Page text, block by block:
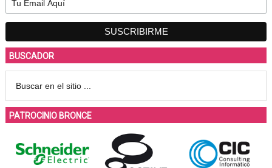
BUSCADOR
PATROCINIO BRONCE